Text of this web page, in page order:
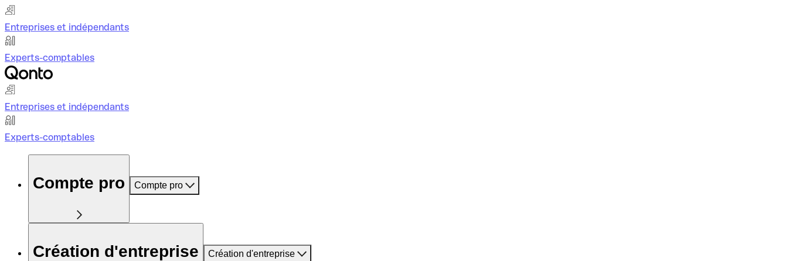
Entreprises et indépendants
Experts-comptables
Entreprises et indépendants
Experts-comptables
Compte pro Compte pro
Création d'entreprise Création d'entreprise